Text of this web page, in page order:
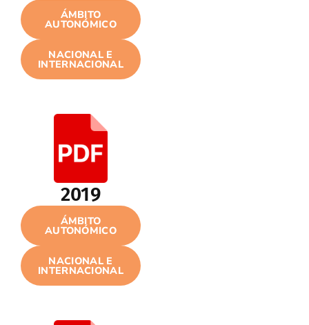
ÁMBITO
AUTONÓMICO
NACIONAL E
INTERNACIONAL
2019
ÁMBITO
AUTONÓMICO
NACIONAL E
INTERNACIONAL